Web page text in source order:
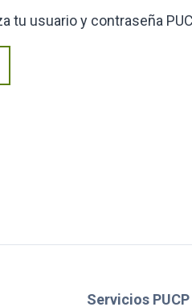
tu usuario y contraseña
Servicios PUCP